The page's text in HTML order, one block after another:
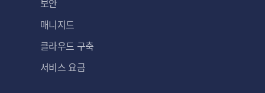
보안
매니지드
클라우드 구축
서비스 요금